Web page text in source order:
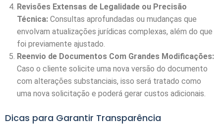
Revisões Extensas de Legalidade ou Precisão
Técnica: Consultas aprofundadas ou mudanças que
envolvam atualizações jurídicas complexas, além do que
foi previamente ajustado.
Reenvio de Documentos Com Grandes Modificações:
Caso o cliente solicite uma nova versão do documento
com alterações substanciais, isso será tratado como
uma nova solicitação e poderá gerar custos adicionais.
Dicas para Garantir Transparência